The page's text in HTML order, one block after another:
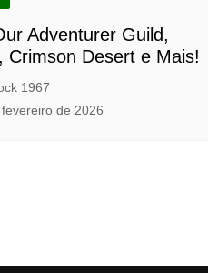
Adventurer Guild,
Crimson Desert e Mais!
1967
de 2026